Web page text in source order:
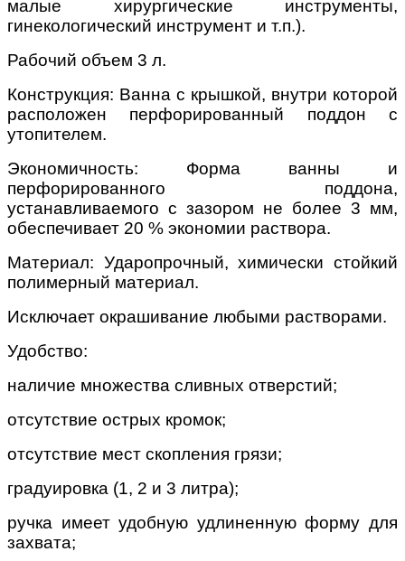
малые хирургические инструменты,
гинекологический инструмент и т.п.).
Рабочий объем 3 л.
Конструкция: Ванна с крышкой, внутри которой
расположен перфорированный поддон с
утопителем.
Экономичность: Форма ванны и
перфорированного поддона,
устанавливаемого с зазором не более 3 мм,
обеспечивает 20 % экономии раствора.
Материал: Ударопрочный, химически стойкий
полимерный материал.
Исключает окрашивание любыми растворами.
Удобство:
наличие множества сливных отверстий;
отсутствие острых кромок;
отсутствие мест скопления грязи;
градуировка (1, 2 и 3 литра);
ручка имеет удобную удлиненную форму для
захвата;